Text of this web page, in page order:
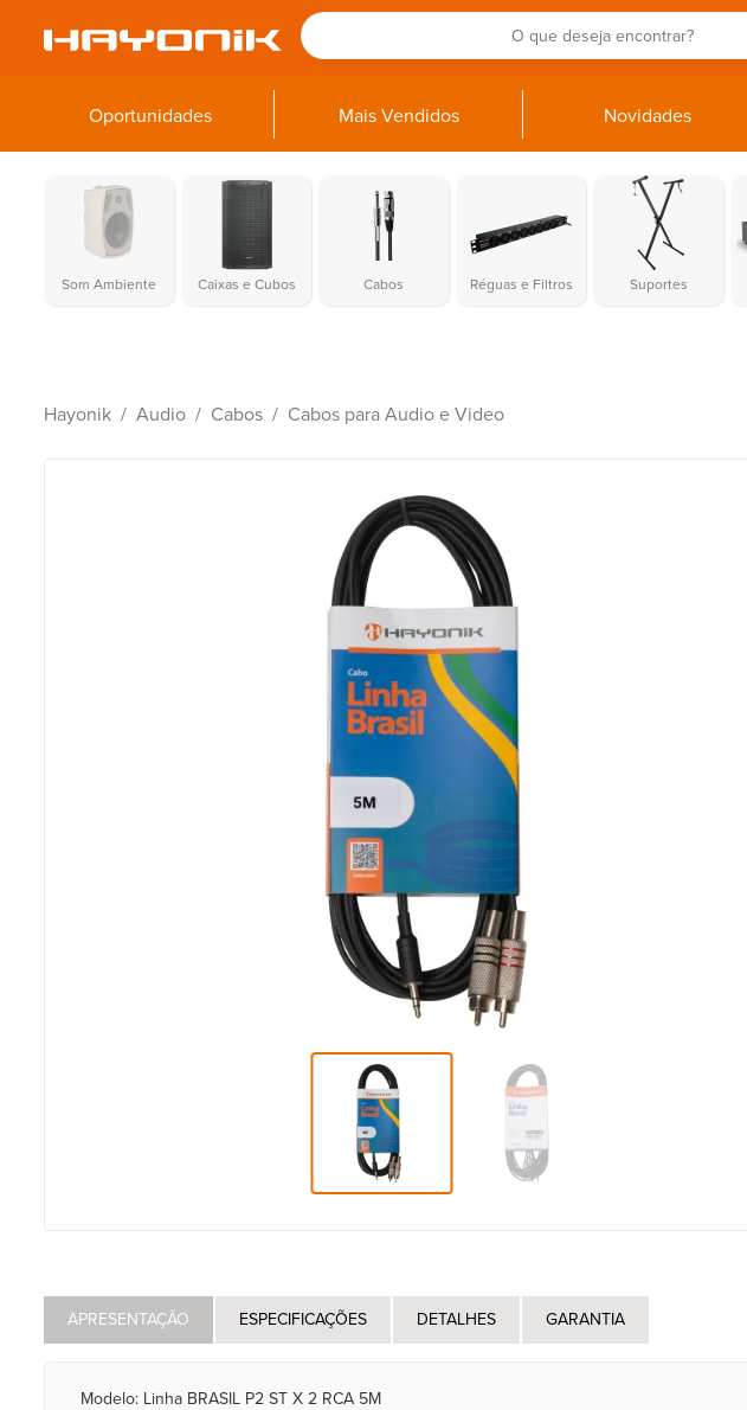
Oportunidades Mais Vendidos Novidades
Som Ambiente Caixas e Cubos Cabos Réguas e Filtros Suportes
Hayonik Audio Cabos Cabos para Audio e Video
APRESENTAÇÃO ESPECIFICAÇÕES DETALHES GARANTIA
Modelo: Linha BRASIL P2 ST X 2 RCA 5M